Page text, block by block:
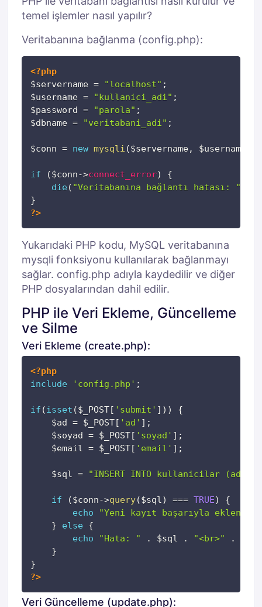
temel işlemler nasıl yapılır?
Veritabanına bağlanma (config.php):
<?php
$servername = "localhost" ;
$username = "kullanici_adi" ;
$password = "parola" ;
$dbname = "veritabani_adi" ;
$conn = new mysqli ($servername, $username
if ($conn->connect_error)
{
die ( "Veritabanına bağlantı hatası: "
}
?>
Yukarıdaki PHP kodu, MySQL veritabanına
mysqli fonksiyonu kullanılarak bağlanmayı
sağlar. config.php adıyla kaydedilir ve diğer
PHP dosyalarından dahil edilir.
PHP ile Veri Ekleme, Güncelleme
ve Silme
Veri Ekleme (create.php):
<?php
include
'config.php' ;
if (isset ($_POST[ 'submit' ] ) )
{
$ad = $_POST[ 'ad' ] ;
$soyad = $_POST[ 'soyad' ] ;
$email = $_POST[ 'email' ] ;
$sql = "INSERT INTO kullanicilar (ad,
if ($conn->query($sql) === TRUE)
{
echo
"Yeni kayıt başarıyla eklendi."
}
else
{
echo
"Hata: " . $sql . "<br>" .
}
}
?>
Veri Güncelleme (update.php):